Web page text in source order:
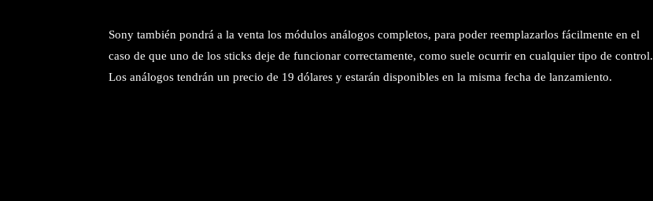
Sony también pondrá a la venta los módulos análogos completos, para poder reemplazarlos fácilmente en el
caso de que uno de los sticks deje de funcionar correctamente, como suele ocurrir en cualquier tipo de control.
Los análogos tendrán un precio de 19 dólares y estarán disponibles en la misma fecha de lanzamiento.